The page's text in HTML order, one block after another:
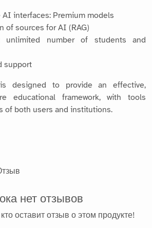
AI interfaces: Premium models
of sources for AI (RAG)
unlimited number of students and
support
designed to provide an effective,
educational framework, with tools
of both users and institutions.
нет отзывов
оставит отзыв о этом продукте!